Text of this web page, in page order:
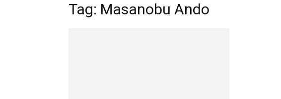
Tag: Masanobu Ando